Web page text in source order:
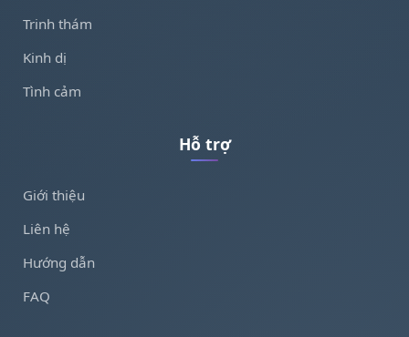
Trinh thám
Kinh dị
Tình cảm
Hỗ trợ
Giới thiệu
Liên hệ
Hướng dẫn
FAQ